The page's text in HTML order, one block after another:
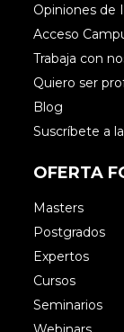
Opiniones de
Acceso
Trabaja con
Quiero ser
Blog
Suscríbete a
OFERTA
Masters
Postgrados
Expertos
Cursos
Seminarios